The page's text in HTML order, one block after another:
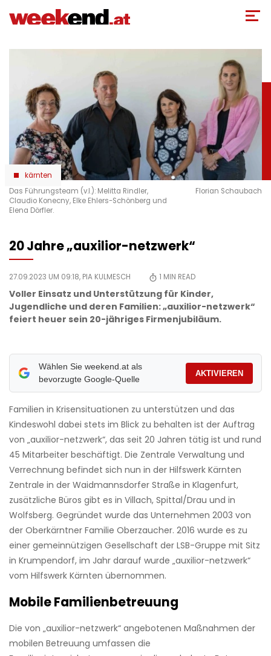
zum
kärnten
Das Führungsteam (v.l.): Melitta Rindler,
Claudio Konecny, Elke Ehlers-Schönberg und
Elena Dörfler.
Florian Schaubach
20 Jahre „auxilior-netzwerk“
27.09.2023 UM 09:18, PIA KULMESCH 1 MIN READ
Voller Einsatz und Unterstützung für Kinder,
Jugendliche und deren Familien: „auxilior-netzwerk“
feiert heuer sein 20-jähriges Firmenjubiläum.
Wählen Sie weekend.at als
bevorzugte Google-Quelle
AKTIVIEREN
Familien in Krisensituationen zu unterstützen und das
Kindeswohl dabei stets im Blick zu behalten ist der Auftrag
von „auxilior-netzwerk“, das seit 20 Jahren tätig ist und rund
45 Mitarbeiter beschäftigt. Die Zentrale Verwaltung und
Verrechnung befindet sich nun in der Hilfswerk Kärnten
Zentrale in der Waidmannsdorfer Straße in Klagenfurt,
zusätzliche Büros gibt es in Villach, Spittal/Drau und in
Wolfsberg. Gegründet wurde das Unternehmen 2003 von
der Oberkärntner Familie Oberzaucher. 2016 wurde es zu
einer gemeinnützigen Gesellschaft der LSB-Gruppe mit Sitz
in Krumpendorf, im Jahr darauf wurde „auxilior-netzwerk“
vom Hilfswerk Kärnten übernommen.
Mobile Familienbetreuung
Die von „auxilior-netzwerk“ angebotenen Maßnahmen der
mobilen Betreuung umfassen die